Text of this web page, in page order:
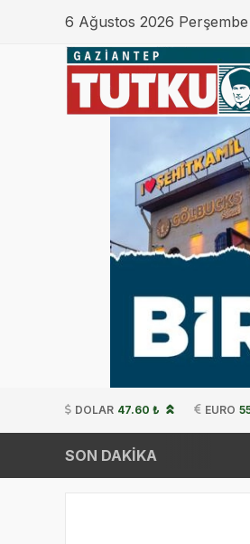
6 Ağustos 2026 Perşembe
DOLAR 47.60 ₺ EURO
SON DAKİKA